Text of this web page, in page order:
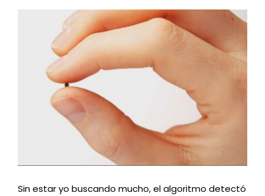
Sin estar yo buscando mucho, el algoritmo detectó